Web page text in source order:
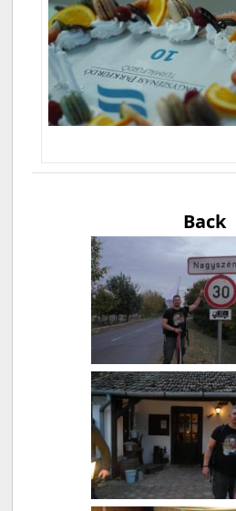
Back